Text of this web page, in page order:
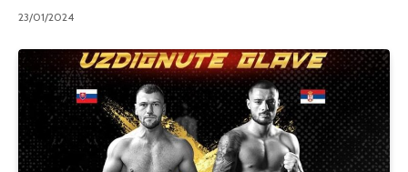
23/01/2024